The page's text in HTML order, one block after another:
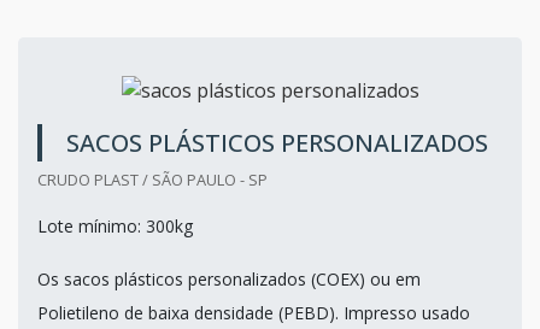
SACOS PLÁSTICOS PERSONALIZADOS
CRUDO PLAST / SÃO PAULO - SP
Lote mínimo: 300kg
Os sacos plásticos personalizados (COEX) ou em
Polietileno de baixa densidade (PEBD). Impresso usado